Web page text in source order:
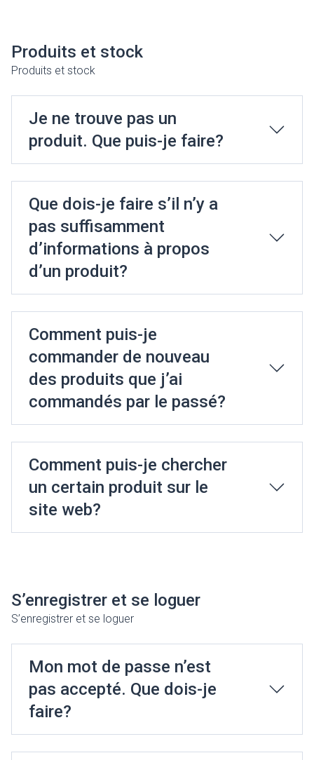
Produits et stock
Produits et stock
Je ne trouve pas un
produit. Que puis-je faire?
Que dois-je faire s’il n’y a
pas suffisamment
d’informations à propos
d’un produit?
Comment puis-je
commander de nouveau
des produits que j’ai
commandés par le passé?
Comment puis-je chercher
un certain produit sur le
site web?
S’enregistrer et se loguer
S’enregistrer et se loguer
Mon mot de passe n’est
pas accepté. Que dois-je
faire?